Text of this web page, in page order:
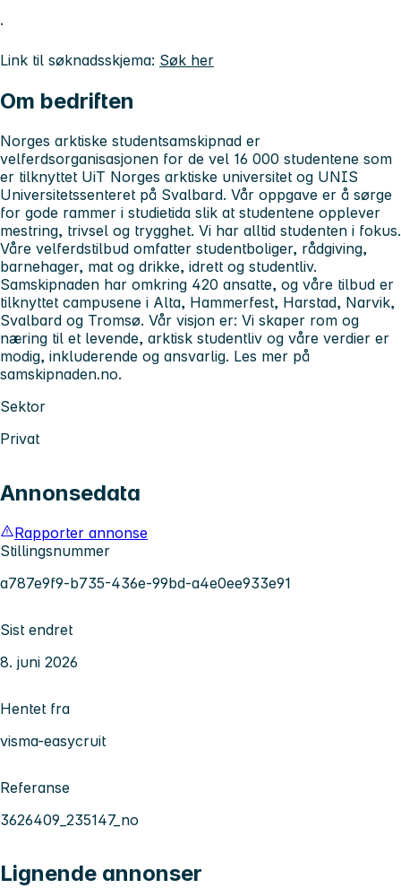
·
Link til søknadsskjema: Søk her
Om bedriften
Norges arktiske studentsamskipnad er
velferdsorganisasjonen for de vel 16 000 studentene som
er tilknyttet UiT Norges arktiske universitet og UNIS
Universitetssenteret på Svalbard. Vår oppgave er å sørge
for gode rammer i studietida slik at studentene opplever
mestring, trivsel og trygghet. Vi har alltid studenten i fokus.
Våre velferdstilbud omfatter studentboliger, rådgiving,
barnehager, mat og drikke, idrett og studentliv.
Samskipnaden har omkring 420 ansatte, og våre tilbud er
tilknyttet campusene i Alta, Hammerfest, Harstad, Narvik,
Svalbard og Tromsø. Vår visjon er: Vi skaper rom og
næring til et levende, arktisk studentliv og våre verdier er
modig, inkluderende og ansvarlig. Les mer på
samskipnaden.no.
Sektor
Privat
Annonsedata
Rapporter annonse
Stillingsnummer
a787e9f9-b735-436e-99bd-a4e0ee933e91
Sist endret
8. juni 2026
Hentet fra
visma-easycruit
Referanse
3626409_235147_no
Lignende annonser